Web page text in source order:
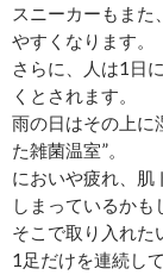
スニーカーもまた
やすくなります。
さらに、人は1日
くとされます。
雨の日はその上に
た雑菌温室”。
においや疲れ、肌
しまっているかも
そこで取り入れた
1足だけを連続し